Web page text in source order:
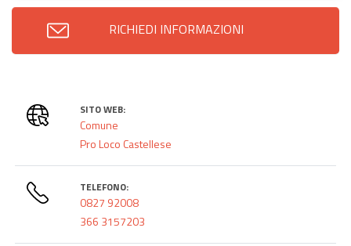
RICHIEDI INFORMAZIONI
SITO WEB:
Comune
Pro Loco Castellese
TELEFONO:
0827 92008
366 3157203